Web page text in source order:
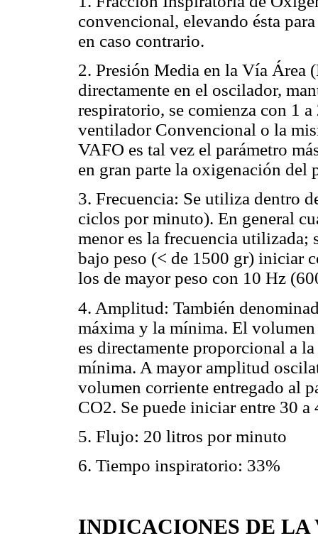
convencional, elevando ésta
en caso contrario.
2. Presión Media en la Vía Área
directamente en el oscilador,
respiratorio, se comienza con 1
ventilador Convencional o la
VAFO es tal vez el parámetro
en gran parte la oxigenación del
3. Frecuencia: Se utiliza dentro
ciclos por minuto). En general
menor es la frecuencia utilizada;
bajo peso (< de 1500 gr) iniciar
los de mayor peso con 10 Hz
4. Amplitud: También
máxima y la mínima. El
es directamente proporcional a
mínima. A mayor amplitud
volumen corriente entregado al
CO2. Se puede iniciar entre 30 a
5. Flujo: 20 litros por minuto
6. Tiempo inspiratorio: 33%
INDICACIONES DE LA